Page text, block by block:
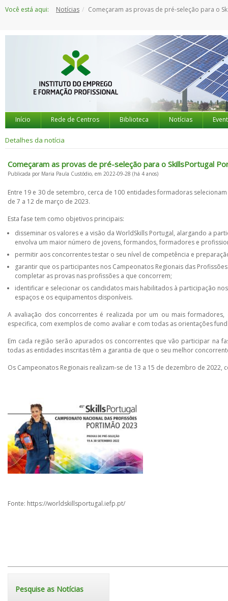
paraVocê está aqui: Notícias Começaram as provas de pré-seleção para o SkillsPortugal Portimão 2023
Início Rede de Centros Biblioteca Notícias
Detalhes da notícia
Começaram as provas de pré-seleção para o SkillsPortugal
Publicada por Maria Paula Custódio, em 2022-09-28 (há 4 anos)
Entre 19 e 30 de setembro, cerca de 100 entidades formadoras
de 7 a 12 de março de 2023.
Esta fase tem como objetivos principais:
disseminar os valores e a visão da WorldSkills Portugal, alargando a
envolva um maior número de jovens, formandos, formadores e
permitir aos concorrentes testar o seu nível de competência e
garantir que os participantes nos Campeonatos Regionais das
completar as provas nas profissões a que concorrem;
identificar e selecionar os candidatos mais habilitados à participação
espaços e os equipamentos disponíveis.
A avaliação dos concorrentes é realizada por um ou mais
especifica, com exemplos de como avaliar e com todas as orientações
Em cada região serão apurados os concorrentes que vão participar na
todas as entidades inscritas têm a garantia de que o seu melhor
Os Campeonatos Regionais realizam-se de 13 a 15 de dezembro de
Fonte: https://worldskillsportugal.iefp.pt/
Pesquise as Notícias